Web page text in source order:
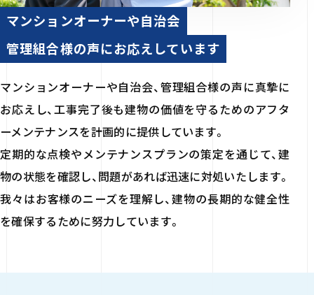
マンションオーナーや自治会
管理組合様の声にお応えしています
マンションオーナーや自治会、管理組合様の声に真摯に
お応えし、工事完了後も建物の価値を守るためのアフタ
ーメンテナンスを計画的に提供しています。
定期的な点検やメンテナンスプランの策定を通じて、建
物の状態を確認し、問題があれば迅速に対処いたします。
我々はお客様のニーズを理解し、建物の長期的な健全性
を確保するために努力しています。